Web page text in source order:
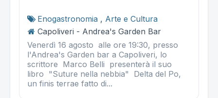
Enogastronomia , Arte e Cultura
Capoliveri - Andrea's Garden Bar
Venerdì 16 agosto alle ore 19:30, presso
l'Andrea's Garden bar a Capoliveri, lo
scrittore Marco Belli presenterà il suo
libro "Suture nella nebbia" ​ Delta del Po,
un finis terrae fatto di...